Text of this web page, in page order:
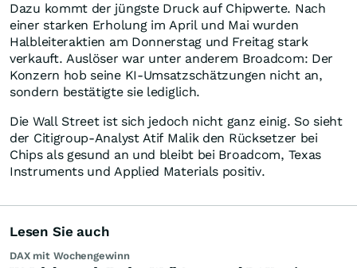
Dazu kommt der jüngste Druck auf Chipwerte. Nach
einer starken Erholung im April und Mai wurden
Halbleiteraktien am Donnerstag und Freitag stark
verkauft. Auslöser war unter anderem Broadcom: Der
Konzern hob seine KI-Umsatzschätzungen nicht an,
sondern bestätigte sie lediglich.
Die Wall Street ist sich jedoch nicht ganz einig. So sieht
der Citigroup-Analyst Atif Malik den Rücksetzer bei
Chips als gesund an und bleibt bei Broadcom, Texas
Instruments und Applied Materials positiv.
Lesen Sie auch
DAX mit Wochengewinn